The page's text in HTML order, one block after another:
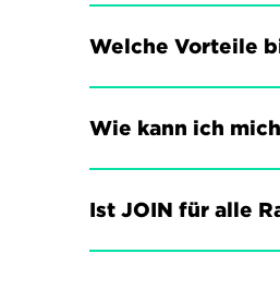
Welche Vorteile
Wie kann ich
Ist JOIN für alle